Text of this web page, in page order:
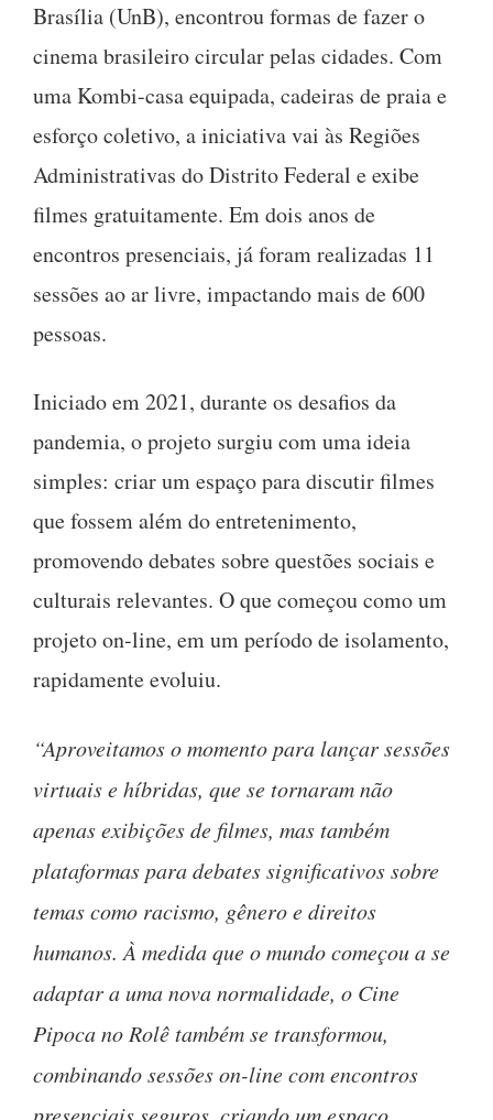
Brasília (UnB), encontrou formas de fazer o
cinema brasileiro circular pelas cidades. Com
uma Kombi-casa equipada, cadeiras de praia e
esforço coletivo, a iniciativa vai às Regiões
Administrativas do Distrito Federal e exibe
filmes gratuitamente. Em dois anos de
encontros presenciais, já foram realizadas 11
sessões ao ar livre, impactando mais de 600
pessoas.
Iniciado em 2021, durante os desafios da
pandemia, o projeto surgiu com uma ideia
simples: criar um espaço para discutir filmes
que fossem além do entretenimento,
promovendo debates sobre questões sociais e
culturais relevantes. O que começou como um
projeto on-line, em um período de isolamento,
rapidamente evoluiu.
“Aproveitamos o momento para lançar sessões
virtuais e híbridas, que se tornaram não
apenas exibições de filmes, mas também
plataformas para debates significativos sobre
temas como racismo, gênero e direitos
humanos. À medida que o mundo começou a se
adaptar a uma nova normalidade, o Cine
Pipoca no Rolê também se transformou,
combinando sessões on-line com encontros